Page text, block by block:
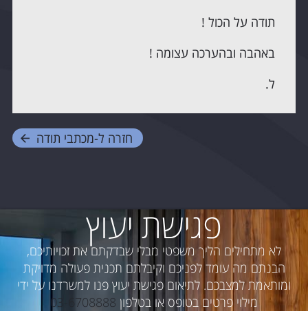
תודה על הכול !
באהבה ובהערכה עצומה !
ל.
חזרה ל-מכתבי תודה
פגישת יעוץ
לא מתחילים הליך משפטי מבלי שבדקתם את זכויותיכם,
הבנתם מה עומד לפניכם וקיבלתם תכנית פעולה מדויקת
ומותאמת למצבכם. לתיאום פגישת יעוץ פנו למשרדנו על ידי
מילוי פרטים בטופס או בטלפון 03-6708888